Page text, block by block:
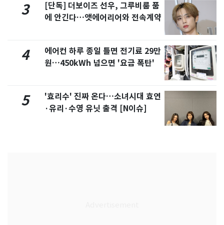
3
[단독] 더보이즈 선우, 그루비룸 품
에 안긴다…앳에어리어와 전속계약
4
에어컨 하루 종일 틀면 전기료 29만
원…450kWh 넘으면 '요금 폭탄'
5
'효리수' 진짜 온다…소녀시대 효연
·유리·수영 유닛 출격 [N이슈]